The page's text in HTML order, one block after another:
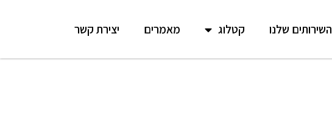
השירותים שלנו קטלוג מאמרים יצירת קשר